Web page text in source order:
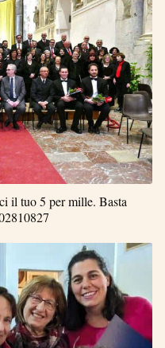
il tuo 5 per mille. Basta